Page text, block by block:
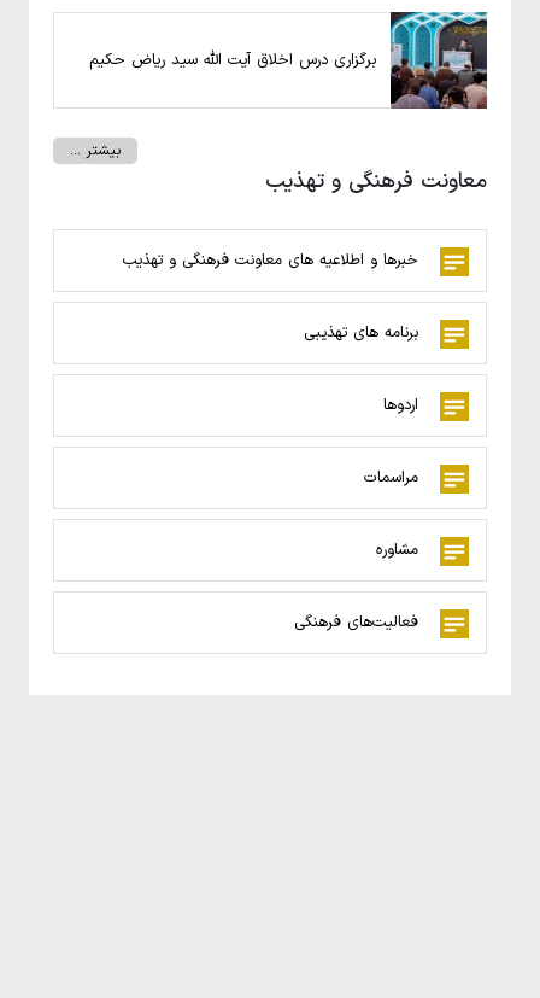
برگزاری درس اخلاق آیت الله سید ریاض حکیم
بیشتر ...
معاونت فرهنگی و تهذیب
خبرها و اطلاعیه های معاونت فرهنگی و تهذیب
برنامه های تهذیبی
اردوها
مراسمات
مشاوره
فعالیت‌های فرهنگی